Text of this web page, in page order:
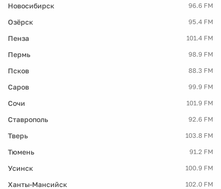
Новосибирск 96.6 FM
Озёрск 95.4 FM
Пенза 101.4 FM
Пермь 98.9 FM
Псков 88.3 FM
Саров 99.9 FM
Сочи 101.9 FM
Ставрополь 92.6 FM
Тверь 103.8 FM
Тюмень 91.2 FM
Усинск 100.9 FM
Ханты-Мансийск 102.0 FM